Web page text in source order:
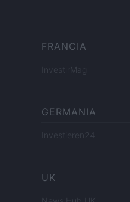
FRANCIA
InvestirMag
GERMANIA
Investieren24
UK